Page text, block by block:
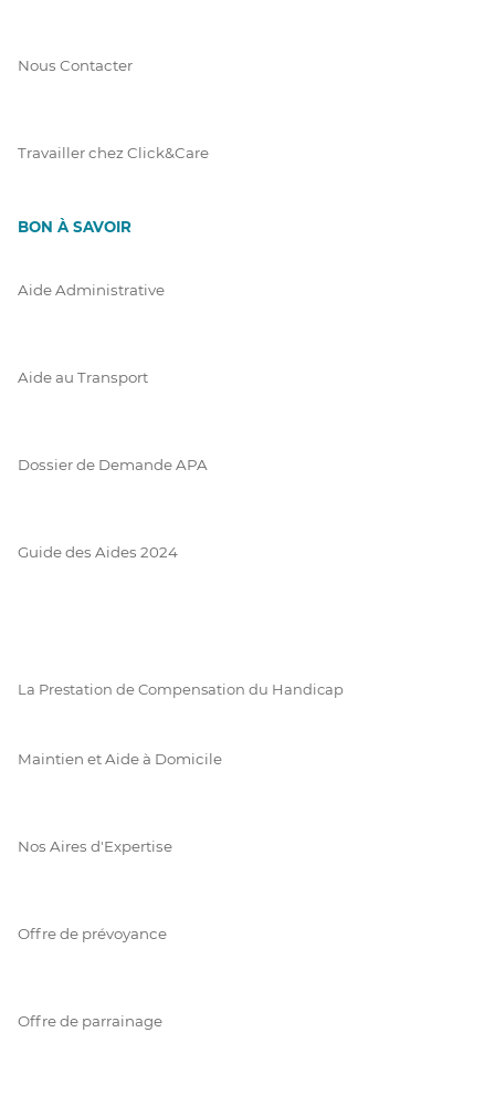
Nous Contacter
Travailler chez Click&Care
BON À SAVOIR
Aide Administrative
Aide au Transport
Dossier de Demande APA
Guide des Aides 2024
La Prestation de Compensation du Handicap
Maintien et Aide à Domicile
Nos Aires d'Expertise
Offre de prévoyance
Offre de parrainage